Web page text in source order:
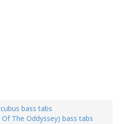
bass tabs
The Oddyssey) bass tabs